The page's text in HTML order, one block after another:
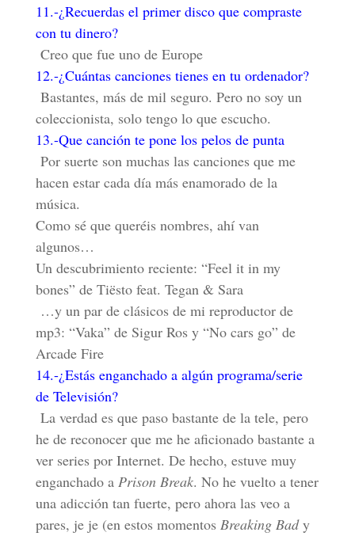
11.-¿Recuerdas el primer disco que compraste
con tu dinero?
Creo que fue uno de Europe
12.-¿Cuántas canciones tienes en tu ordenador?
Bastantes, más de mil seguro. Pero no soy un
coleccionista, solo tengo lo que escucho.
13.-Que canción te pone los pelos de punta
Por suerte son muchas las canciones que me
hacen estar cada día más enamorado de la
música.
Como sé que queréis nombres, ahí van
algunos…
Un descubrimiento reciente: “Feel it in my
bones” de Tiësto feat. Tegan & Sara
…y un par de clásicos de mi reproductor de
mp3: “Vaka” de Sigur Ros y “No cars go” de
Arcade Fire
14.-¿Estás enganchado a algún programa/serie
de Televisión?
La verdad es que paso bastante de la tele, pero
he de reconocer que me he aficionado bastante a
ver series por Internet. De hecho, estuve muy
enganchado a Prison Break. No he vuelto a tener
una adicción tan fuerte, pero ahora las veo a
pares, je je (en estos momentos Breaking Bady